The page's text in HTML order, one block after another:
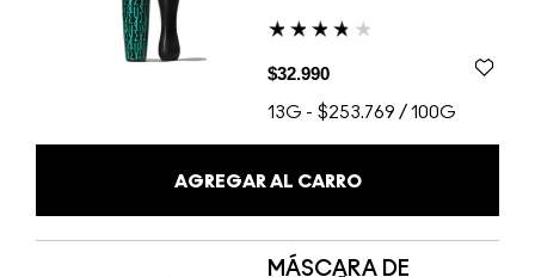
$32.990
13G - $253.769 / 100G
AGREGAR AL CARRO
MÁSCARA DE